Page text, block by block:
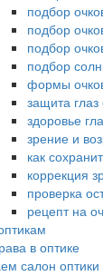
подбор
подбор
подбор
подбор
формы
защита
здоровье
зрение и
как
коррекция
проверка
рецепт на
в оптике
салон оптики